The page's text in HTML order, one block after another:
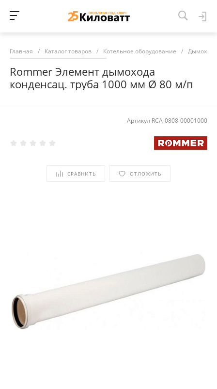
Главная / Каталог товаров / Котельное оборудование /
Rommer Элемент дымохода
конденсац. труба 1000 мм Ø 80 м/п
Артикул RCA-0808-00001000
СРАВНИТЬ ОТЛОЖИТЬ